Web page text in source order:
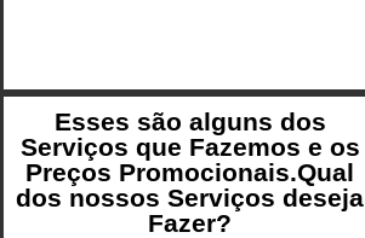
Esses são alguns dos
Serviços que Fazemos e os
Preços Promocionais.Qual
dos nossos Serviços deseja
Fazer?